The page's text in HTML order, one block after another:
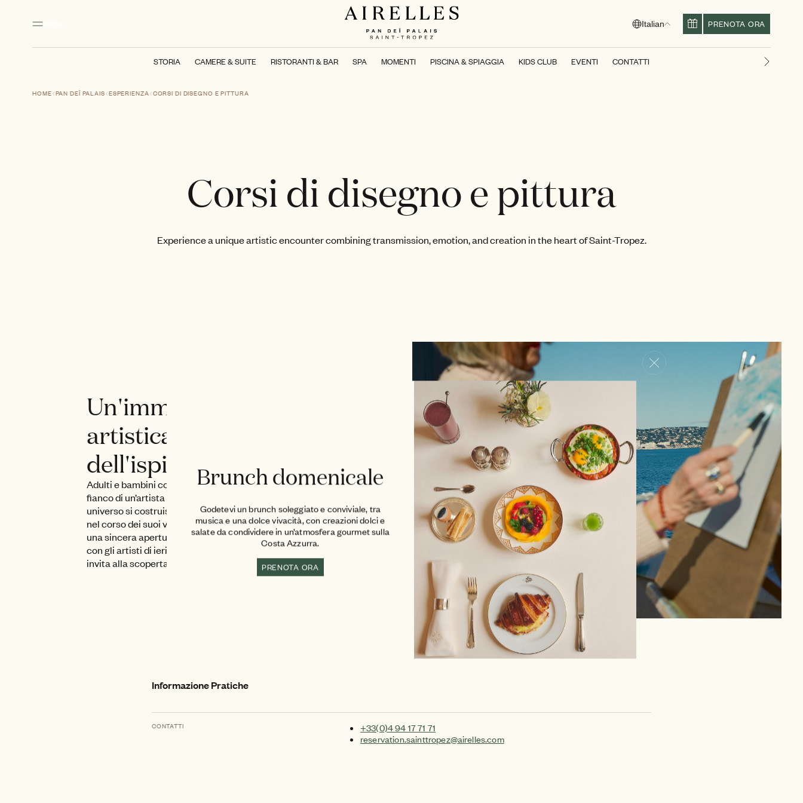
Italian PRENOTA ORA
STORIA CAMERE & SUITE RISTORANTI & BAR SPA MOMENTI PISCINA & SPIAGGIA KIDS CLUB EVENTI CONTATTI
HOME PAN DEÏ PALAIS ESPERIENZA CORSI DI DISEGNO E PITTURA
Corsi di disegno e pittura
Experience a unique artistic encounter combining transmission, emotion, and creation in the heart of Saint-Tropez.
Un'immersione
artistica nel cuore
dell'ispirazione
Adulti e bambini condividono un momento speciale al
fianco di un’artista pittrice iconica di Saint-Tropez. Il suo
universo si costruisce a partire da tecniche arricchite
nel corso dei suoi viaggi e incontri. Ogni opera riflette
una sincera apertura al mondo e un dialogo costante
con gli artisti di ieri e di oggi. Un’esperienza artistica che
invita alla scoperta e allo scambio.
Informazione Pratiche
CONTATTI
+33(0)4 94 17 71 71
reservation.sainttropez@airelles.com
Brunch domenicale
Godetevi un brunch soleggiato e conviviale, tra
musica e una dolce vivacità, con creazioni dolci e
salate da condividere in un’atmosfera gourmet sulla
Costa Azzurra.
PRENOTA ORA